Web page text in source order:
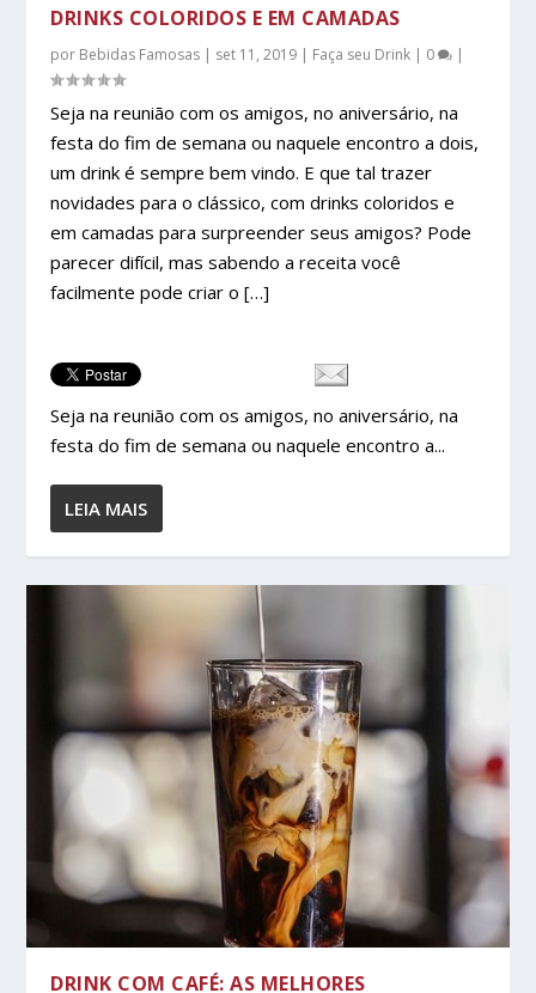
DRINKS COLORIDOS E EM CAMADAS
por Bebidas Famosas | set 11, 2019 | Faça seu Drink | 0 |
Seja na reunião com os amigos, no aniversário, na
festa do fim de semana ou naquele encontro a dois,
um drink é sempre bem vindo. E que tal trazer
novidades para o clássico, com drinks coloridos e
em camadas para surpreender seus amigos? Pode
parecer difícil, mas sabendo a receita você
facilmente pode criar o […]
Seja na reunião com os amigos, no aniversário, na
festa do fim de semana ou naquele encontro a...
LEIA MAIS
DRINK COM CAFÉ: AS MELHORES